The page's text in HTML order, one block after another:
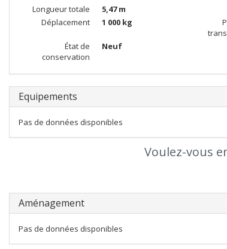
Longueur totale 5,47 m
Déplacement
1 000 kg
État de
conservation
Neuf
Equipements
Pas de données disponibles
Voulez-vous
Aménagement
Pas de données disponibles